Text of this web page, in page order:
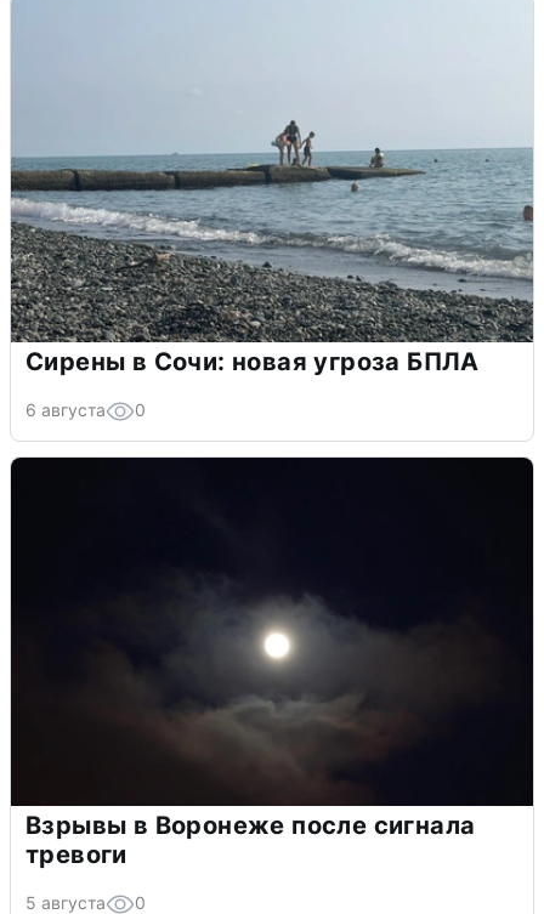
Сирены в Сочи: новая угроза БПЛА
6 августа 0
Взрывы в Воронеже после сигнала
тревоги
5 августа 0